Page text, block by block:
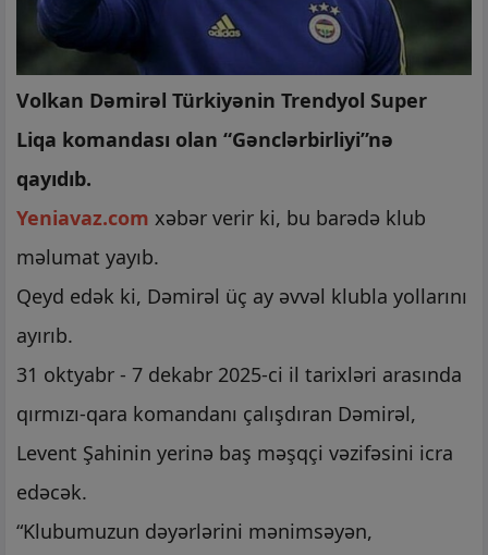
Volkan Dəmirəl Türkiyənin Trendyol Super
Liqa komandası olan “Gənclərbirliyi”nə
qayıdıb.
Yeniavaz.com xəbər verir ki, bu barədə klub
məlumat yayıb.
Qeyd edək ki, Dəmirəl üç ay əvvəl klubla yollarını
ayırıb.
31 oktyabr - 7 dekabr 2025-ci il tarixləri arasında
qırmızı-qara komandanı çalışdıran Dəmirəl,
Levent Şahinin yerinə baş məşqçi vəzifəsini icra
edəcək.
“Klubumuzun dəyərlərini mənimsəyən,